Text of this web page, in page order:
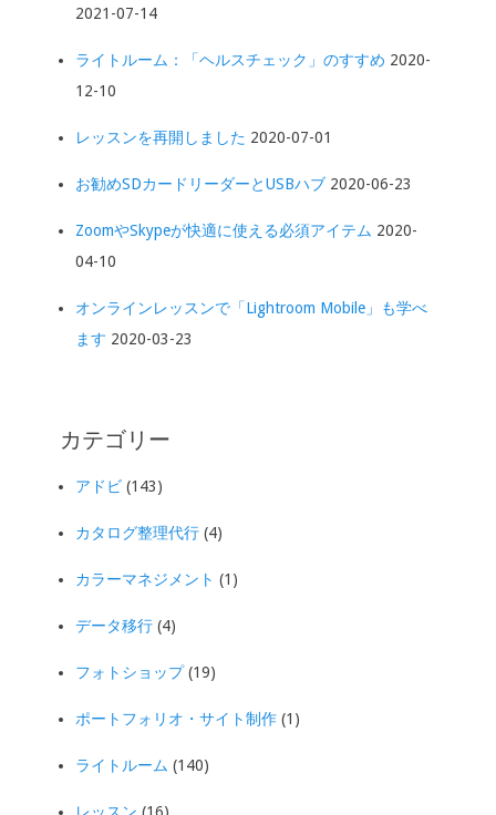
2021-07-14
ライトルーム：「ヘルスチェック」のすすめ 2020-
12-10
レッスンを再開しました 2020-07-01
お勧めSDカードリーダーとUSBハブ 2020-06-23
ZoomやSkypeが快適に使える必須アイテム 2020-
04-10
オンラインレッスンで「Lightroom Mobile」も学べ
ます 2020-03-23
カテゴリー
アドビ (143)
カタログ整理代行 (4)
カラーマネジメント (1)
データ移行 (4)
フォトショップ(19)
ポートフォリオ・サイト制作 (1)
ライトルーム (140)